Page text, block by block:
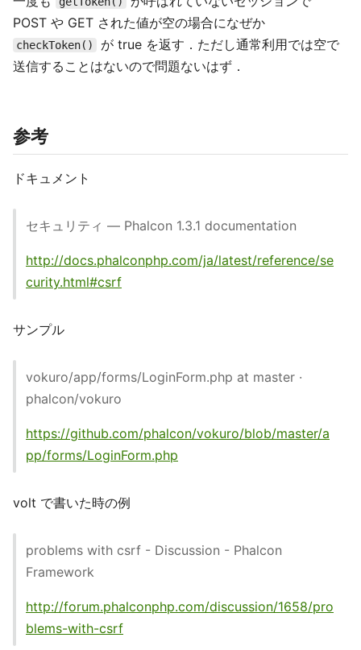
POST や GET された値が空の場合になぜか
checkToken()
が true を返す．ただし通常利用では空で
送信することはないので問題ないはず．
参考
ドキュメント
セキュリティ — Phalcon 1.3.1 documentation
http://docs.phalconphp.com/ja/latest/reference/se
curity.html#csrf
サンプル
vokuro/app/forms/LoginForm.php at master ·
phalcon/vokuro
https://github.com/phalcon/vokuro/blob/master/a
pp/forms/LoginForm.php
volt で書いた時の例
problems with csrf - Discussion - Phalcon
Framework
http://forum.phalconphp.com/discussion/1658/pro
blems-with-csrf